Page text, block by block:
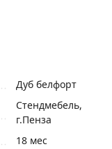
Дуб белфорт
Стендмебель,
г.Пенза
18 мес